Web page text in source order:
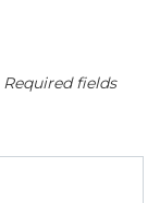
Required fields